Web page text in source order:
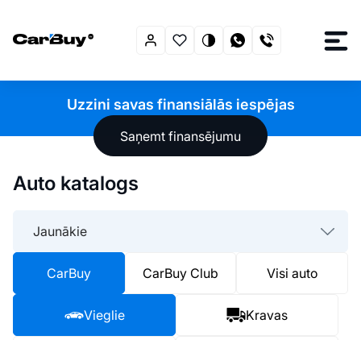
Uzzini savas finansiālās iespējas
Saņemt finansējumu
Auto katalogs
Jaunākie
CarBuy CarBuy Club Visi auto
Vieglie Kravas